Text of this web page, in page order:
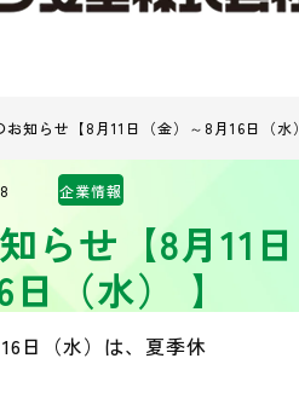
お知らせ【8月11日（金）～8月16日（水
企業情報
らせ【8月11日
日（水） 】
日（水）は、夏季休